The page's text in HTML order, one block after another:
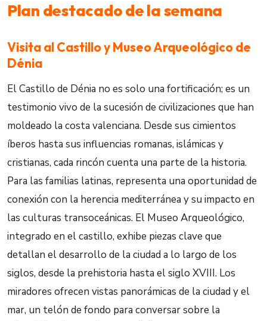
Plan destacado de la semana
Visita al Castillo y Museo Arqueológico de
Dénia
El Castillo de Dénia no es solo una fortificación; es un
testimonio vivo de la sucesión de civilizaciones que han
moldeado la costa valenciana. Desde sus cimientos
íberos hasta sus influencias romanas, islámicas y
cristianas, cada rincón cuenta una parte de la historia.
Para las familias latinas, representa una oportunidad de
conexión con la herencia mediterránea y su impacto en
las culturas transoceánicas. El Museo Arqueológico,
integrado en el castillo, exhibe piezas clave que
detallan el desarrollo de la ciudad a lo largo de los
siglos, desde la prehistoria hasta el siglo XVIII. Los
miradores ofrecen vistas panorámicas de la ciudad y el
mar, un telón de fondo para conversar sobre la